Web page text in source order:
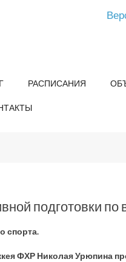
РАСПИСАНИЯ
подготовки по
спорта.
ФХР Николая Урюпина